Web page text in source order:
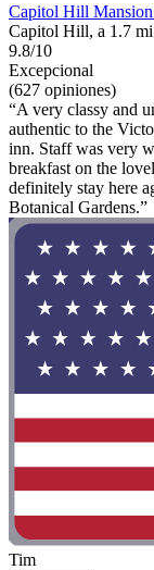
Capitol Hill
Capitol Hill, a 1.7 mi
9.8/10
Excepcional
(627 opiniones)
“A very classy and
authentic to the
inn. Staff was very
breakfast on the
definitely stay here
Botanical Gardens.”
Tim